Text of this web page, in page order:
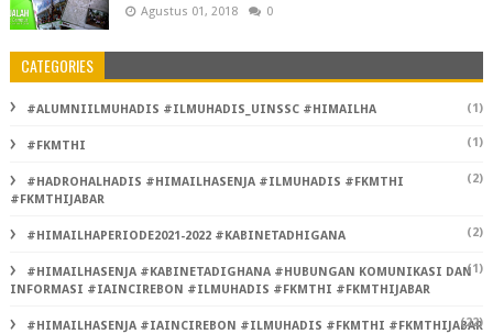
Agustus 01, 2018 0
CATEGORIES
#ALUMNIILMUHADIS #ILMUHADIS_UINSSC #HIMAILHA (1)
#FKMTHI (1)
#HADROHALHADIS #HIMAILHASENJA #ILMUHADIS #FKMTHI
#FKMTHIJABAR
(2)
#HIMAILHAPERIODE2021-2022 #KABINETADHIGANA (2)
#HIMAILHASENJA #KABINETADIGHANA #HUBUNGAN KOMUNIKASI DAN
INFORMASI #IAINCIREBON #ILMUHADIS #FKMTHI #FKMTHIJABAR
(1)
#HIMAILHASENJA #IAINCIREBON #ILMUHADIS #FKMTHI #FKMTHIJABAR
(22)